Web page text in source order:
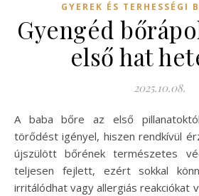
GYEREK ÉS TERHESSÉGI
Gyengéd
első hat
2025.10.08.
A baba bőre az első pillanatoktól kezdve különleges
törődést igényel, hiszen rendkívül
újszülött bőrének természetes
teljesen fejlett, ezért sokkal
irritálódhat vagy allergiás reakciókat